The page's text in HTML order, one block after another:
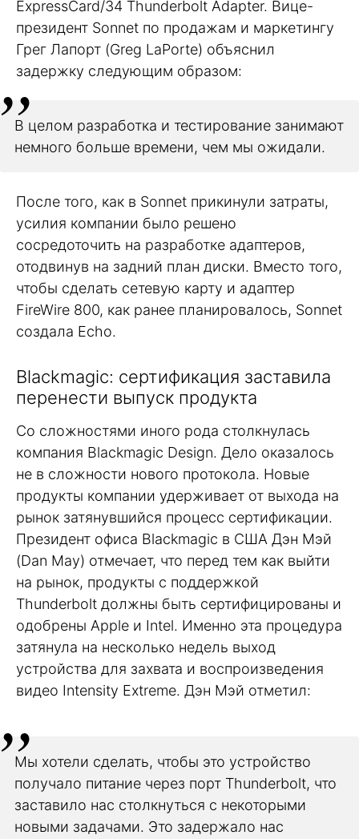
ExpressCard/34 Thunderbolt Adapter. Вице-
президент Sonnet по продажам и маркетингу
Грег Лапорт (Greg LaPorte) объяснил
задержку следующим образом:
В целом разработка и тестирование занимают
немного больше времени, чем мы ожидали.
После того, как в Sonnet прикинули затраты,
усилия компании было решено
сосредоточить на разработке адаптеров,
отодвинув на задний план диски. Вместо того,
чтобы сделать сетевую карту и адаптер
FireWire 800, как ранее планировалось, Sonnet
создала Echo.
Blackmagic: сертификация заставила
перенести выпуск продукта
Со сложностями иного рода столкнулась
компания Blackmagic Design. Дело оказалось
не в сложности нового протокола. Новые
продукты компании удерживает от выхода на
рынок затянувшийся процесс сертификации.
Президент офиса Blackmagic в США Дэн Мэй
(Dan May) отмечает, что перед тем как выйти
на рынок, продукты с поддержкой
Thunderbolt должны быть сертифицированы и
одобрены Apple и Intel. Именно эта процедура
затянула на несколько недель выход
устройства для захвата и воспроизведения
видео Intensity Extreme. Дэн Мэй отметил:
Мы хотели сделать, чтобы это устройство
получало питание через порт Thunderbolt, что
заставило нас столкнуться с некоторыми
новыми задачами. Это задержало нас